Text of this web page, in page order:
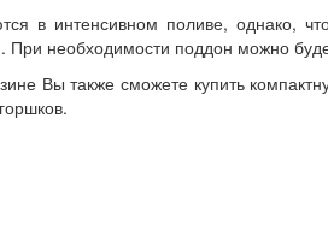
в интенсивном поливе, однако,
При необходимости поддон можно
Вы также сможете купить